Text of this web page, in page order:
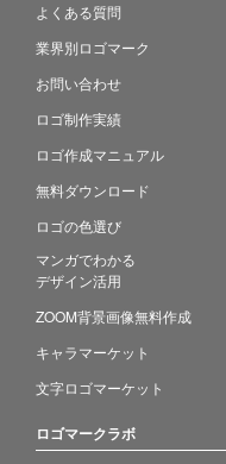
よくある質問
業界別ロゴマーク
お問い合わせ
ロゴ制作実績
ロゴ作成マニュアル
無料ダウンロード
ロゴの色選び
マンガでわかる
デザイン活用
ZOOM背景画像無料作成
キャラマーケット
文字ロゴマーケット
ロゴマークラボ